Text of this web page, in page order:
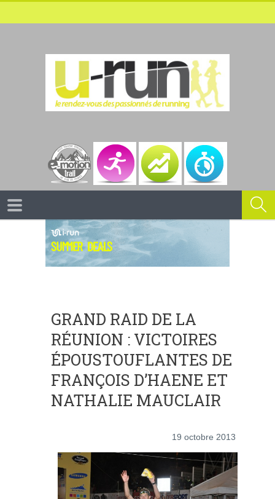
GRAND RAID DE LA
RÉUNION : VICTOIRES
ÉPOUSTOUFLANTES DE
FRANÇOIS D’HAENE ET
NATHALIE MAUCLAIR
19 octobre 2013